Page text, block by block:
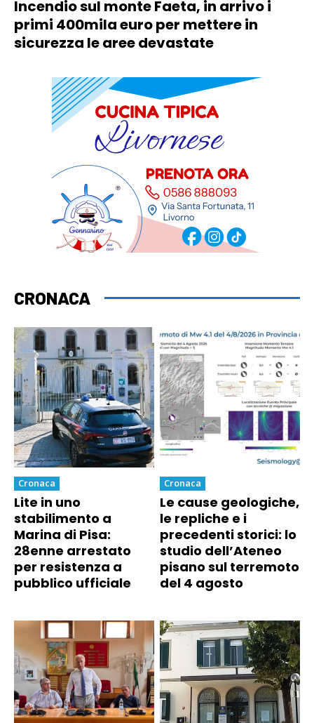
Incendio sul monte Faeta, in arrivo i
primi 400mila euro per mettere in
sicurezza le aree devastate
CRONACA
Cronaca
Lite in uno
stabilimento a
Marina di Pisa:
28enne arrestato
per resistenza a
pubblico ufficiale
Cronaca
Le cause geologiche,
le repliche e i
precedenti storici: lo
studio dell’Ateneo
pisano sul terremoto
del 4 agosto